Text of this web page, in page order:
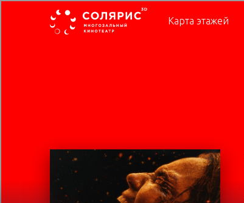
Карта этажей